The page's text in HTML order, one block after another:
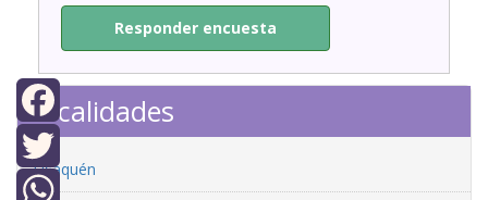
Facebook
Twitter
Responder encuesta
Localidades
Usaquén